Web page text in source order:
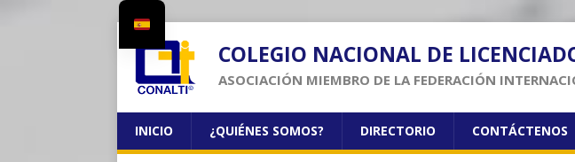
COLEGIO NACIONAL DE
ASOCIACIÓN MIEMBRO DE LA FEDERACIÓN
INICIO ¿QUIÉNES SOMOS? DIRECTORIO CONTÁCTENOS